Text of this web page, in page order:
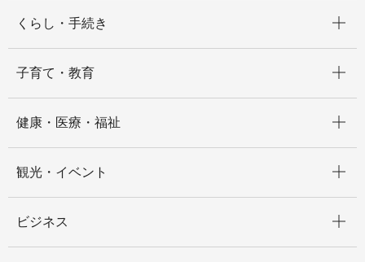
くらし・手続き
子育て・教育
健康・医療・福祉
観光・イベント
ビジネス